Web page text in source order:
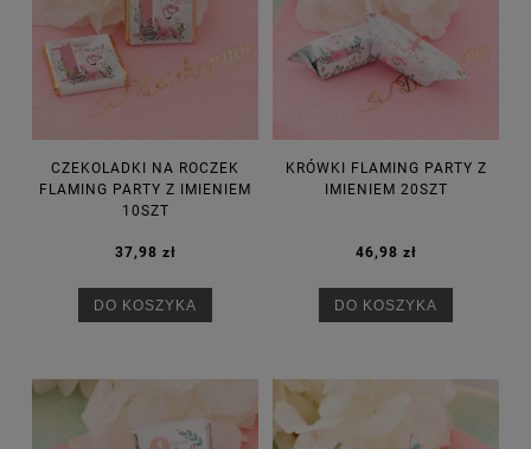
CZEKOLADKI NA ROCZEK
FLAMING PARTY Z IMIENIEM
10SZT
37,98 zł
DO KOSZYKA
KRÓWKI FLAMING PARTY Z
IMIENIEM 20SZT
46,98 zł
DO KOSZYKA